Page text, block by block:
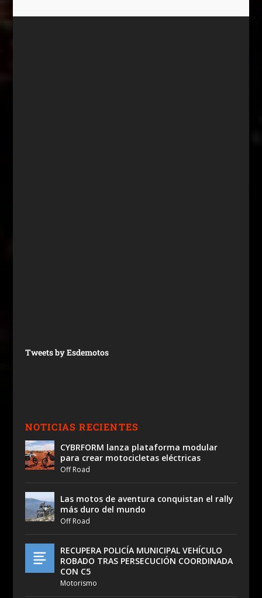
Tweets by Esdemotos
NOTICIAS RECIENTES
CYBRFORM lanza plataforma modular
para crear motocicletas eléctricas
Off Road
Las motos de aventura conquistan el rally
más duro del mundo
Off Road
RECUPERA POLICÍA MUNICIPAL VEHÍCULO
ROBADO TRAS PERSECUCIÓN COORDINADA
CON C5
Motorismo